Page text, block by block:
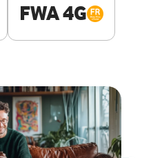
FWA 4G